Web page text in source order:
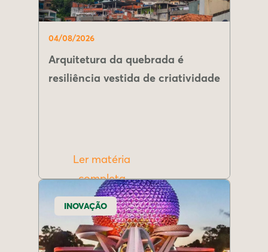
04/08/2026
Arquitetura da quebrada é
resiliência vestida de criatividade
Ler matéria
completa
INOVAÇÃO